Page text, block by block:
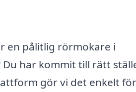
en pålitlig rörmokare i
Du har kommit till rätt
gör vi det enkelt